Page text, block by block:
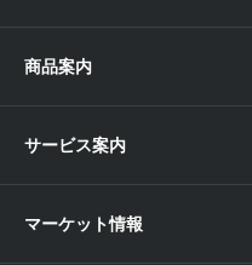
αポート
商品案内
欧米株
サービス案内
マーケット情報